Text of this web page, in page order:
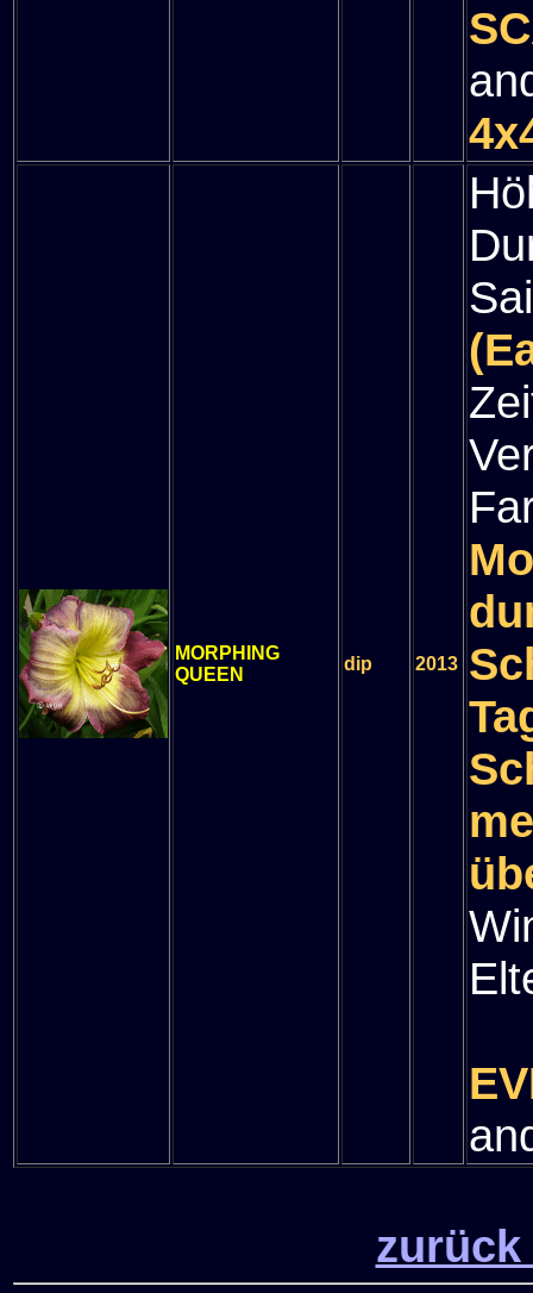
MORPHING
QUEEN
dip 2013
zurück